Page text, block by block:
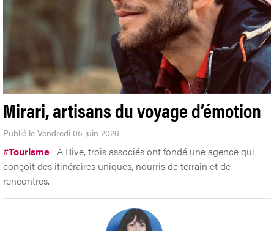
Mirari, artisans du voyage d’émotion
Publié le Vendredi 05 juin 2026
#Tourisme A Rive, trois associés ont fondé une agence qui
conçoit des itinéraires uniques, nourris de terrain et de
rencontres.